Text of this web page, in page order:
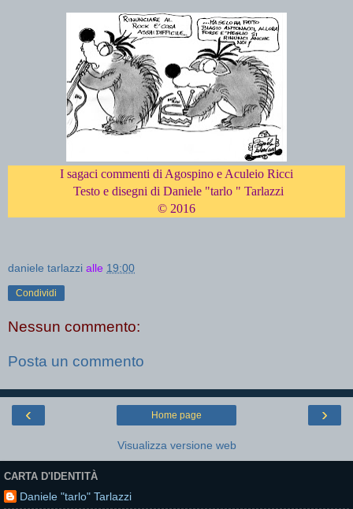
I sagaci commenti di Agospino e Aculeio Ricci
Testo e disegni di Daniele "tarlo " Tarlazzi
© 2016
daniele tarlazzi alle 19:00
Condividi
Nessun commento:
Posta un commento
‹ ›
Home page
Visualizza versione web
CARTA D'IDENTITÀ
Daniele "tarlo" Tarlazzi